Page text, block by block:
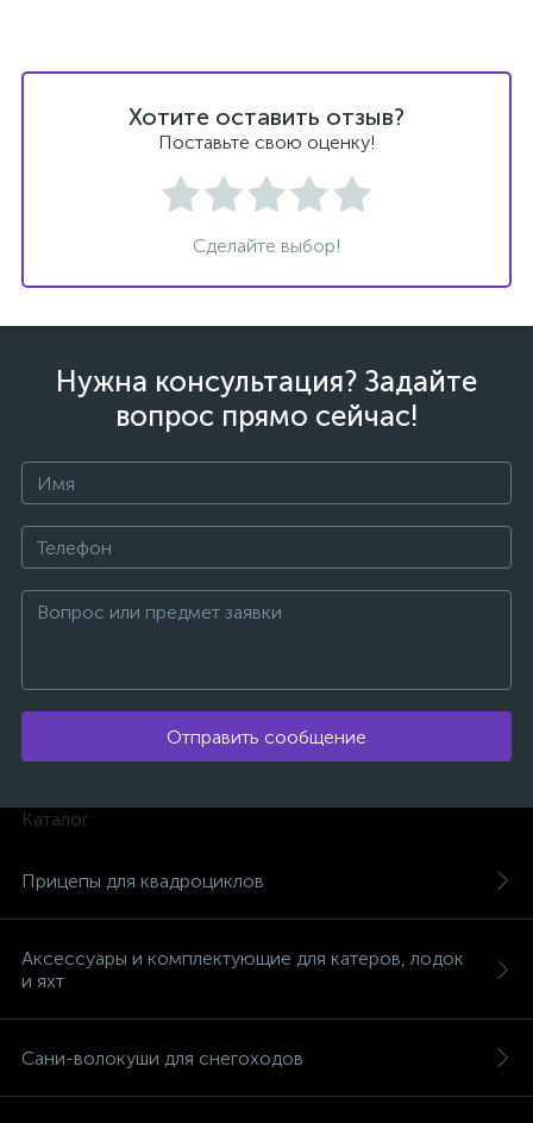
Хотите оставить отзыв?
Поставьте свою оценку!
Сделайте выбор!
Нужна консультация? Задайте
вопрос прямо сейчас!
Отправить сообщение
Каталог
Прицепы для квадроциклов
Аксессуары и комплектующие для катеров, лодок
и яхт
Сани-волокуши для снегоходов